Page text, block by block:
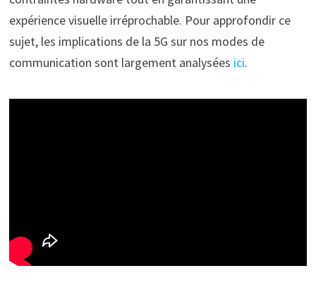
expérience visuelle irréprochable. Pour approfondir ce
sujet, les implications de la 5G sur nos modes de
communication sont largement analysées ici.